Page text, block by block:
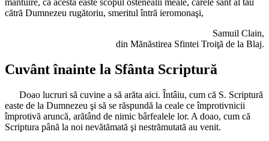
mântuire, că acesta easte scopul ostenealii meale, carele sânt al tău
cătră Dumnezeu rugătoriu, smeritul întră ieromonaşi,
Samuil Clain,
din Mănăstirea Sfintei Troiţă de la Blaj.
Cuvânt înainte la Sfânta Scriptură
Doao lucruri să cuvine a să arăta aici. Întâiu, cum că S. Scriptură
easte de la Dumnezeu şi să se răspundă la ceale ce împrotivnicii
împrotivă aruncă, arătând de nimic bârfealele lor. A doao, cum că
Scriptura până la noi nevătămată şi nestrămutată au venit.